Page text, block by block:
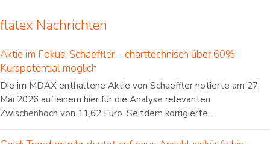
flatex Nachrichten
Aktie im Fokus: Schaeffler – charttechnisch über 60%
Kurspotential möglich
Die im MDAX enthaltene Aktie von Schaeffler notierte am 27.
Mai 2026 auf einem hier für die Analyse relevanten
Zwischenhoch von 11,62 Euro. Seitdem korrigierte...